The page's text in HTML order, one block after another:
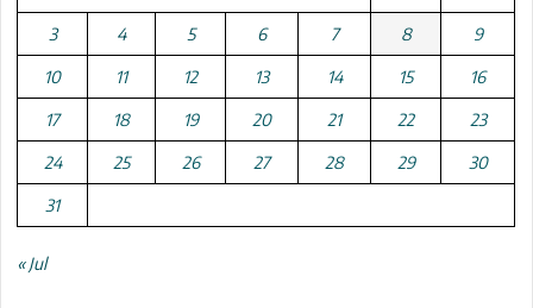
3 4 5 6 7 8 9
10 11 12 13 14 15 16
17 18 19 20 21 22 23
24 25 26 27 28 29 30
31
« Jul